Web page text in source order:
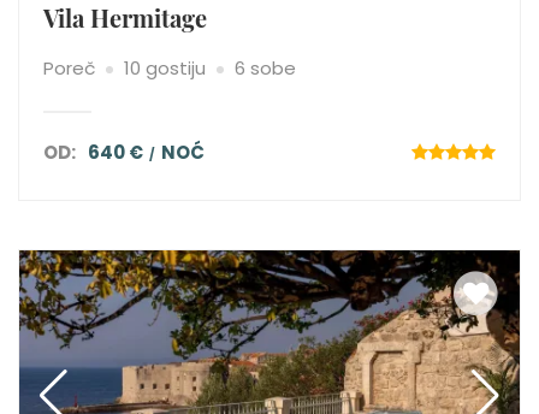
Vila Hermitage
Poreč 10 gostiju 6 sobe
OD: 640 € NOĆ